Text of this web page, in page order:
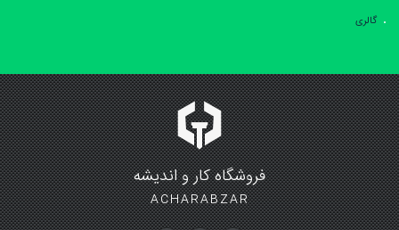
گالری
فروشگاه کار و اندیشه
ACHARABZAR